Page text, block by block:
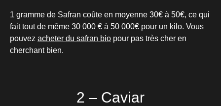
1 gramme de Safran coûte en moyenne 30€ à 50€, ce qui
fait tout de même 30 000 € à 50 000€ pour un kilo. Vous
pouvez acheter du safran bio pour pas très cher en
cherchant bien.
2 – Caviar